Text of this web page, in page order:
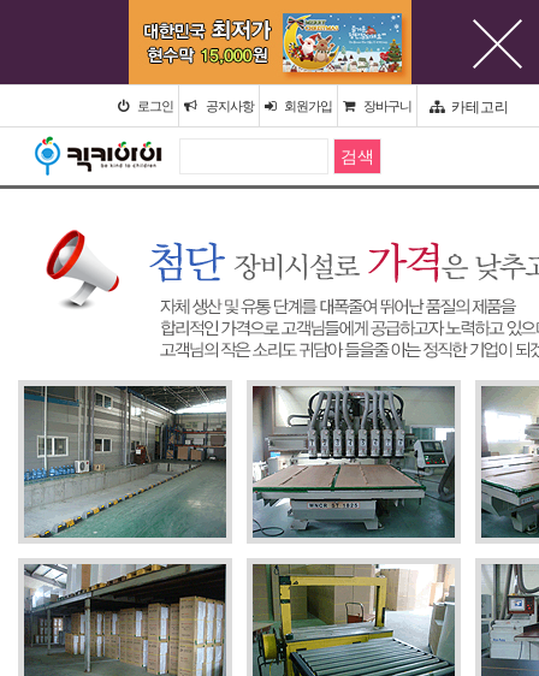
로그인 공지사항 회원가입 장바구니 카테고리